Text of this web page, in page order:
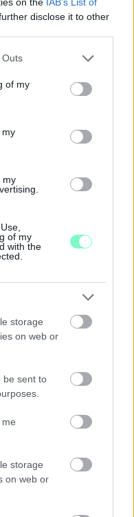
disclose it to other
one or more Google
You may click to
its third-party tags to
in below Google
Outs
of my
my
my
of my
with the
storage
on web or
be sent to
storage
on web or
KEZDŐDIK
FELKÉSZÜLÉSI
másfél órával
elleni találkozó
GYŐRI BAROKK
felvonulás,